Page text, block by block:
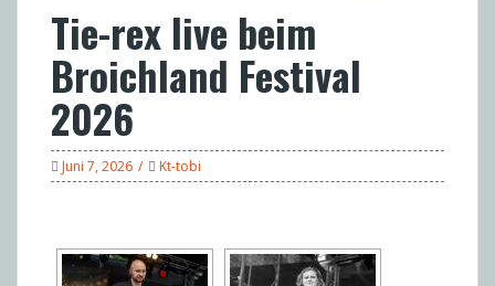
Tie-rex live beim
Broichland Festival
2026
Juni 7, 2026 Kt-tobi